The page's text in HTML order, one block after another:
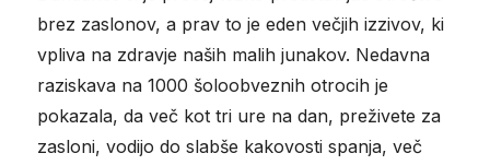
brez zaslonov, a prav to je eden večjih izzivov, ki
vpliva na zdravje naših malih junakov. Nedavna
raziskava na 1000 šoloobveznih otrocih je
pokazala, da več kot tri ure na dan, preživete za
zasloni, vodijo do slabše kakovosti spanja, več